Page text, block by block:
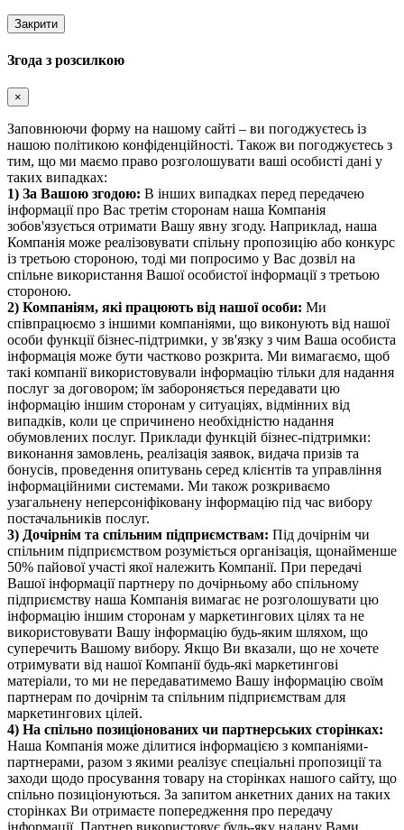
Закрити
Згода з розсилкою
×
Заповнюючи форму на нашому сайті – ви погоджуєтесь із
нашою політикою конфіденційності. Також ви погоджуєтесь з
тим, що ми маємо право розголошувати ваші особисті дані у
таких випадках:
1) За Вашою згодою: В інших випадках перед передачею
інформації про Вас третім сторонам наша Компанія
зобов'язується отримати Вашу явну згоду. Наприклад, наша
Компанія може реалізовувати спільну пропозицію або конкурс
із третьою стороною, тоді ми попросимо у Вас дозвіл на
спільне використання Вашої особистої інформації з третьою
стороною.
2) Компаніям, які працюють від нашої особи: Ми
співпрацюємо з іншими компаніями, що виконують від нашої
особи функції бізнес-підтримки, у зв'язку з чим Ваша особиста
інформація може бути частково розкрита. Ми вимагаємо, щоб
такі компанії використовували інформацію тільки для надання
послуг за договором; їм забороняється передавати цю
інформацію іншим сторонам у ситуаціях, відмінних від
випадків, коли це спричинено необхідністю надання
обумовлених послуг. Приклади функцій бізнес-підтримки:
виконання замовлень, реалізація заявок, видача призів та
бонусів, проведення опитувань серед клієнтів та управління
інформаційними системами. Ми також розкриваємо
узагальнену неперсоніфіковану інформацію під час вибору
постачальників послуг.
3) Дочірнім та спільним підприємствам: Під дочірнім чи
спільним підприємством розуміється організація, щонайменше
50% пайової участі якої належить Компанії. При передачі
Вашої інформації партнеру по дочірньому або спільному
підприємству наша Компанія вимагає не розголошувати цю
інформацію іншим сторонам у маркетингових цілях та не
використовувати Вашу інформацію будь-яким шляхом, що
суперечить Вашому вибору. Якщо Ви вказали, що не хочете
отримувати від нашої Компанії будь-які маркетингові
матеріали, то ми не передаватимемо Вашу інформацію своїм
партнерам по дочірнім та спільним підприємствам для
маркетингових цілей.
4) На спільно позиціонованих чи партнерських сторінках:
Наша Компанія може ділитися інформацією з компаніями-
партнерами, разом з якими реалізує спеціальні пропозиції та
заходи щодо просування товару на сторінках нашого сайту, що
спільно позиціонуються. За запитом анкетних даних на таких
сторінках Ви отримаєте попередження про передачу